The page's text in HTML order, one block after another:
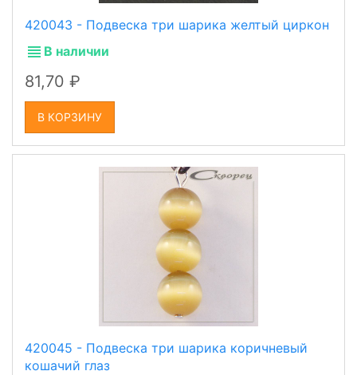
420043 - Подвеска три шарика желтый циркон
В наличии
81,70
В КОРЗИНУ
420045 - Подвеска три шарика коричневый
кошачий глаз